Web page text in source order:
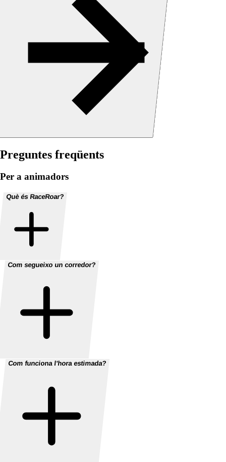
Preguntes freqüents
Per a animadors
Què és RaceRoar?
Com segueixo un corredor?
Com funciona l'hora estimada?